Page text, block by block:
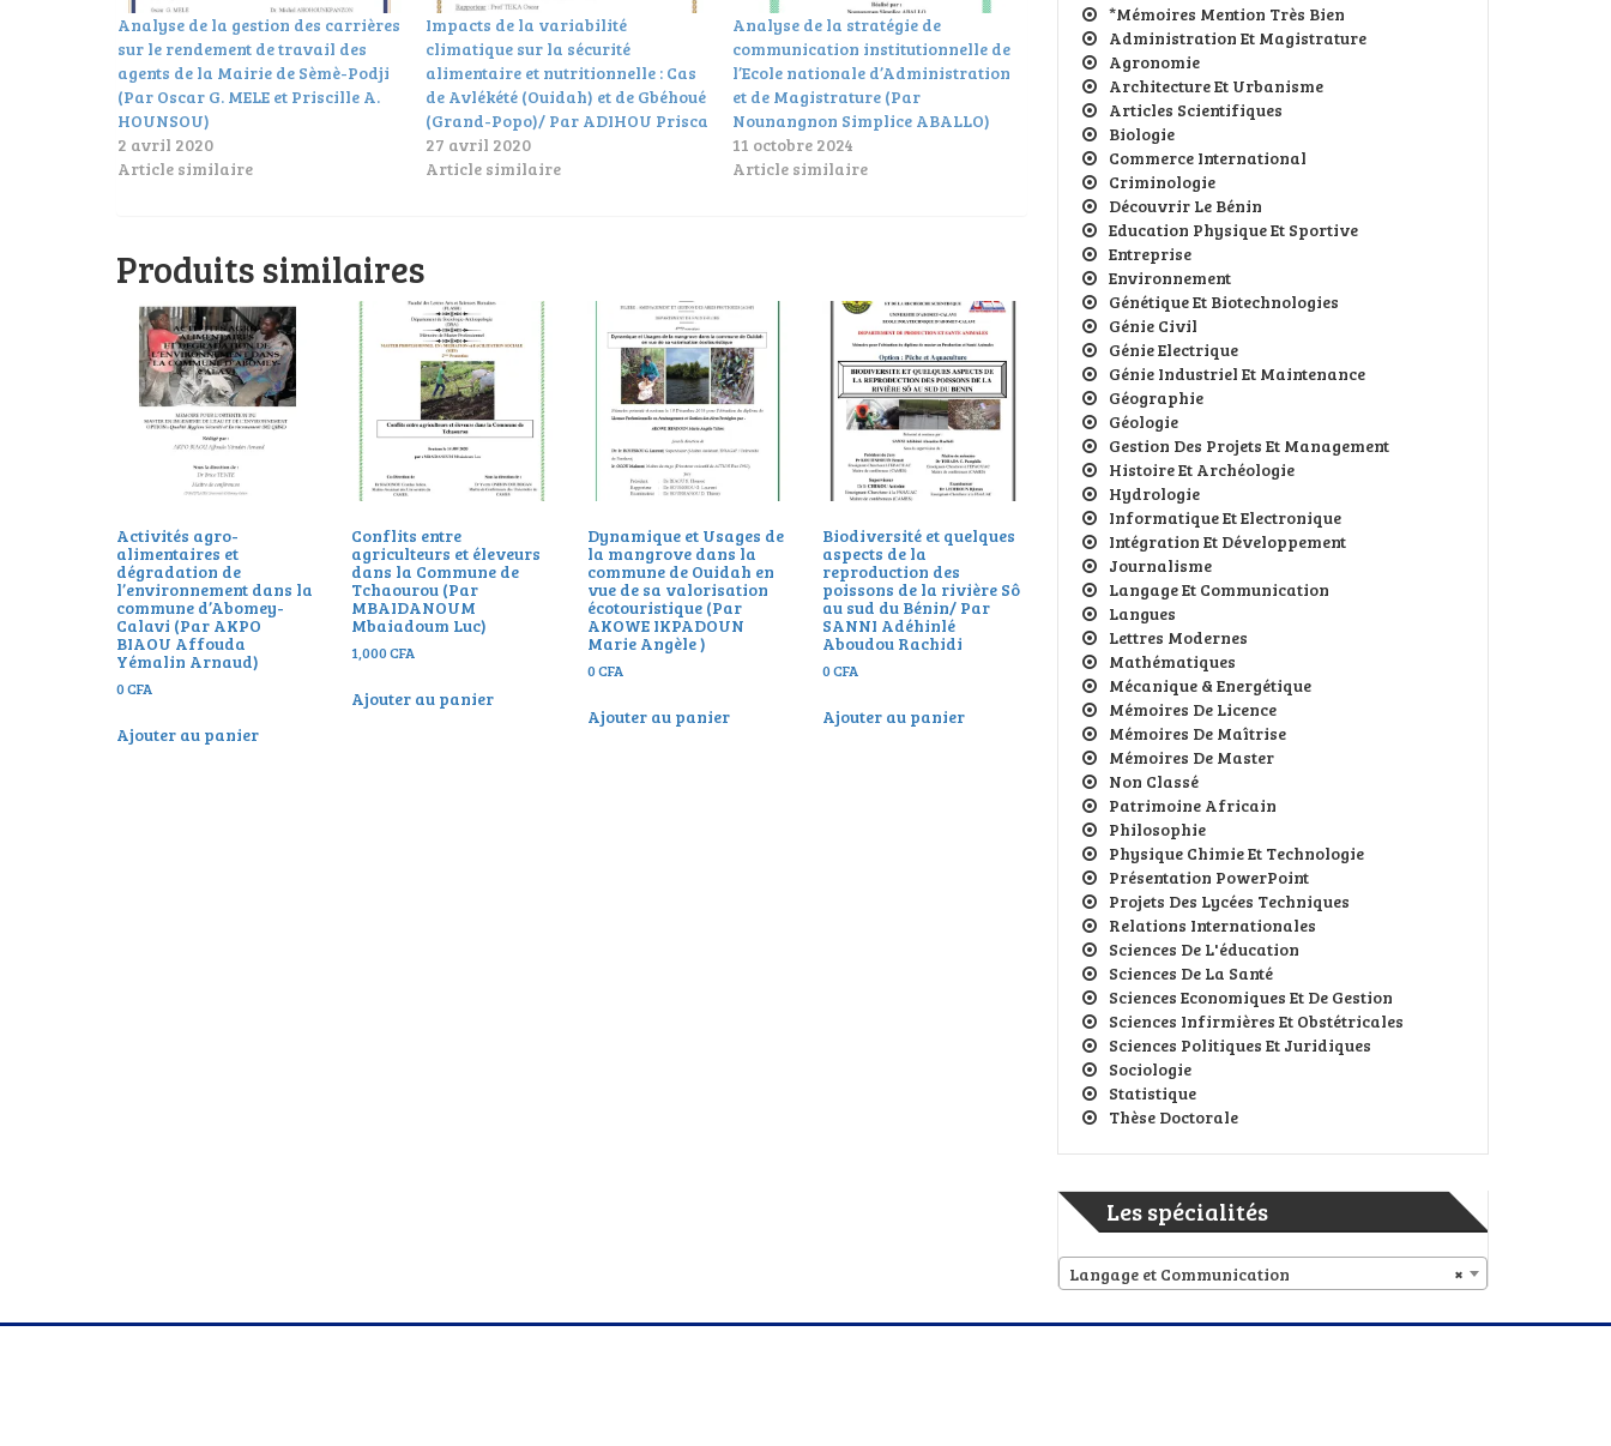
Analyse de la gestion des carrières
sur le rendement de travail des
agents de la Mairie de Sèmè-Podji
(Par Oscar G. MELE et Priscille A.
HOUNSOU)
2 avril 2020
Article similaire
Impacts de la variabilité
climatique sur la sécurité
alimentaire et nutritionnelle : Cas
de Avlékété (Ouidah) et de Gbéhoué
(Grand-Popo)/ Par ADIHOU Prisca
27 avril 2020
Article similaire
Analyse de la stratégie de
communication institutionnelle de
l’Ecole nationale d’Administration
et de Magistrature (Par
Nounangnon Simplice ABALLO)
11 octobre 2024
Article similaire
Produits similaires
Activités agro-
alimentaires et
dégradation de
l’environnement dans la
commune d’Abomey-
Calavi (Par AKPO
BIAOU Affouda
Yémalin Arnaud)
0CFA
Ajouter au panier
Conflits entre
agriculteurs et éleveurs
dans la Commune de
Tchaourou (Par
MBAIDANOUM
Mbaiadoum Luc)
1,000CFA
Ajouter au panier
Dynamique et Usages de
la mangrove dans la
commune de Ouidah en
vue de sa valorisation
écotouristique (Par
AKOWE IKPADOUN
Marie Angèle )
0CFA
Ajouter au panier
Biodiversité et quelques
aspects de la
reproduction des
poissons de la rivière Sô
au sud du Bénin/ Par
SANNI Adéhinlé
Aboudou Rachidi
0CFA
Ajouter au panier
*Mémoires Mention Très Bien
Administration Et Magistrature
Agronomie
Architecture Et Urbanisme
Articles Scientifiques
Biologie
Commerce International
Criminologie
Découvrir Le Bénin
Education Physique Et Sportive
Entreprise
Environnement
Génétique Et Biotechnologies
Génie Civil
Génie Electrique
Génie Industriel Et Maintenance
Géographie
Géologie
Gestion Des Projets Et Management
Histoire Et Archéologie
Hydrologie
Informatique Et Electronique
Intégration Et Développement
Journalisme
Langage Et Communication
Langues
Lettres Modernes
Mathématiques
Mécanique & Energétique
Mémoires De Licence
Mémoires De Maîtrise
Mémoires De Master
Non Classé
Patrimoine Africain
Philosophie
Physique Chimie Et Technologie
Présentation PowerPoint
Projets Des Lycées Techniques
Relations Internationales
Sciences De L'éducation
Sciences De La Santé
Sciences Economiques Et De Gestion
Sciences Infirmières Et Obstétricales
Sciences Politiques Et Juridiques
Sociologie
Statistique
Thèse Doctorale
Les spécialités
×
Langage et Communication